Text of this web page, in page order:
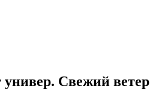
Свежий ветер